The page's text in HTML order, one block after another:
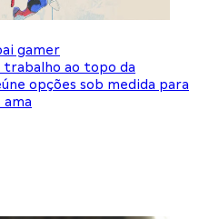
gamer
trabalho ao topo da
opções sob medida para